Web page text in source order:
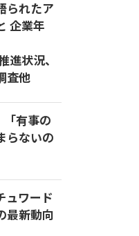
られたア
企業年
進状況、
査他
「有事の
らないの
ワード
最新動向